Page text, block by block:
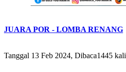
JUARA POR - LOMBA RENANG
Tanggal 13 Feb 2024, Dibaca1445 kali